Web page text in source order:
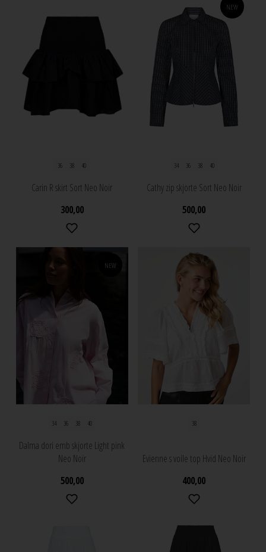
36 38 40
Carin R skirt Sort Neo Noir
300,00
NEW
34 36 38 40
Cathy zip skjorte Sort Neo Noir
500,00
NEW
34 36 38 40
Dalma dori emb skjorte Light pink
Neo Noir
500,00
38
Evienne s voile top Hvid Neo Noir
400,00